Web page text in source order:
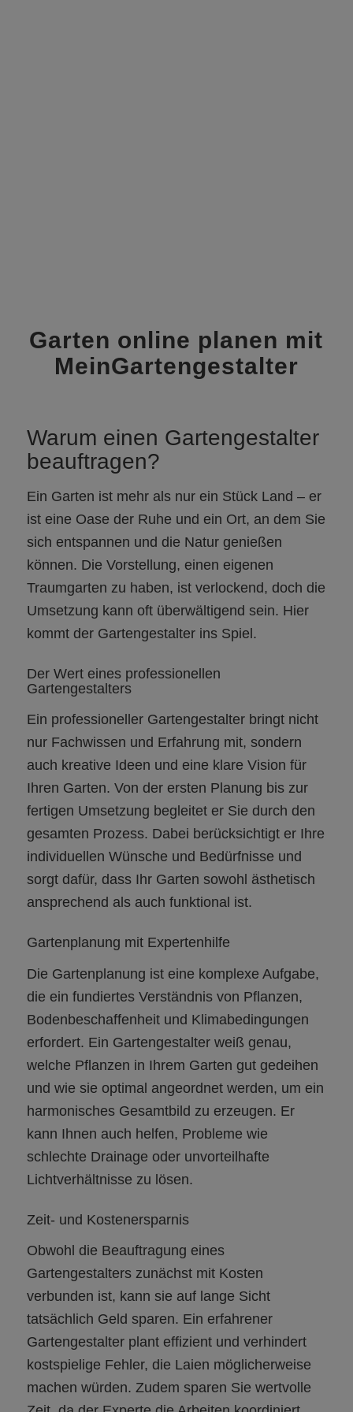
Garten online planen mit
MeinGartengestalter
Warum einen Gartengestalter
beauftragen?
Ein Garten ist mehr als nur ein Stück Land – er
ist eine Oase der Ruhe und ein Ort, an dem Sie
sich entspannen und die Natur genießen
können. Die Vorstellung, einen eigenen
Traumgarten zu haben, ist verlockend, doch die
Umsetzung kann oft überwältigend sein. Hier
kommt der Gartengestalter ins Spiel.
Der Wert eines professionellen
Gartengestalters
Ein professioneller Gartengestalter bringt nicht
nur Fachwissen und Erfahrung mit, sondern
auch kreative Ideen und eine klare Vision für
Ihren Garten. Von der ersten Planung bis zur
fertigen Umsetzung begleitet er Sie durch den
gesamten Prozess. Dabei berücksichtigt er Ihre
individuellen Wünsche und Bedürfnisse und
sorgt dafür, dass Ihr Garten sowohl ästhetisch
ansprechend als auch funktional ist.
Gartenplanung mit Expertenhilfe
Die Gartenplanung ist eine komplexe Aufgabe,
die ein fundiertes Verständnis von Pflanzen,
Bodenbeschaffenheit und Klimabedingungen
erfordert. Ein Gartengestalter weiß genau,
welche Pflanzen in Ihrem Garten gut gedeihen
und wie sie optimal angeordnet werden, um ein
harmonisches Gesamtbild zu erzeugen. Er
kann Ihnen auch helfen, Probleme wie
schlechte Drainage oder unvorteilhafte
Lichtverhältnisse zu lösen.
Zeit- und Kostenersparnis
Obwohl die Beauftragung eines
Gartengestalters zunächst mit Kosten
verbunden ist, kann sie auf lange Sicht
tatsächlich Geld sparen. Ein erfahrener
Gartengestalter plant effizient und verhindert
kostspielige Fehler, die Laien möglicherweise
machen würden. Zudem sparen Sie wertvolle